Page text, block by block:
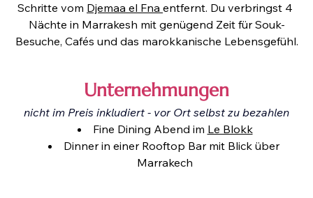
Schritte vom Djemaa el Fna entfernt. Du verbringst 4
Nächte in Marrakesh mit genügend Zeit für Souk-
Besuche, Cafés und das marokkanische Lebensgefühl.
Unternehmungen
nicht im Preis inkludiert - vor Ort selbst zu bezahlen
Fine Dining Abend im Le Blokk
Dinner in einer Rooftop Bar mit Blick über
Marrakech